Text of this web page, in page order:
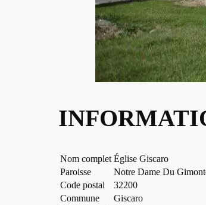
Nom complet Église Giscaro
Paroisse
Notre Dame Du
Code postal
32200
Commune
Giscaro